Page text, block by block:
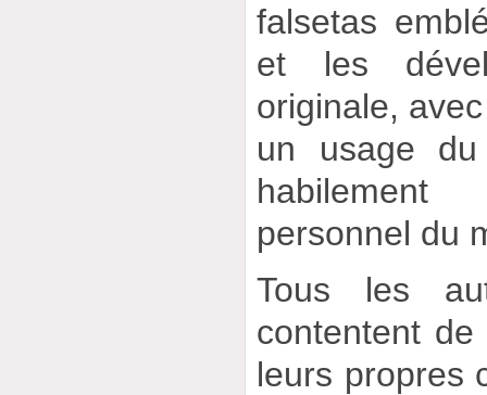
falsetas
et les
originale,
un usage
personnel du
Tous les
contentent
leurs propres